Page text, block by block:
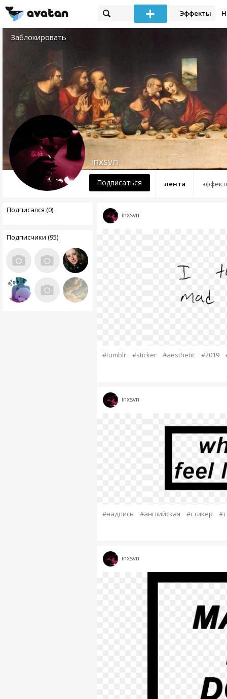
Эффекты
Заблокировать
лента
inxsvn
Подписаться
Подписался (0)
Подписчики (95)
inxsvn
#tumblr #sticker #aesthetic #2019
inxsvn
#надпись #английская #стикер
inxsvn